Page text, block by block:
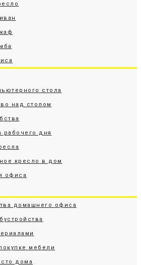
стола
над столом
рабочего дня
кресло в дом
офиса
домашнего офиса
мебели
дома